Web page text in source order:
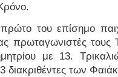
του επίσημο
πρωταγωνιστές
με 13.
διακριθέντες των